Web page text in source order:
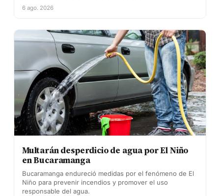
6 ago. 2026
Multarán desperdicio de agua por El Niño
en Bucaramanga
Bucaramanga endureció medidas por el fenómeno de El
Niño para prevenir incendios y promover el uso
responsable del agua.